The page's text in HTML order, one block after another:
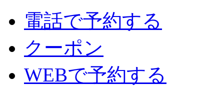
電話で予約する
クーポン
WEBで予約する